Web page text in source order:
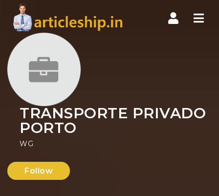
TRANSPORTE PRIVADO
PORTO
WG
Follow